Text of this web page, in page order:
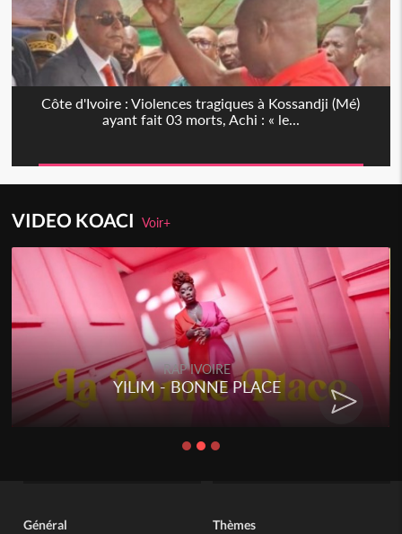
Côte d'Ivoire : Violences tragiques à Kossandji (Mé)
ayant fait 03 morts, Achi : « le...
VIDEO KOACIVoir+
RAP IVOIRE
YILIM - BONNE PLACE
Général Thèmes